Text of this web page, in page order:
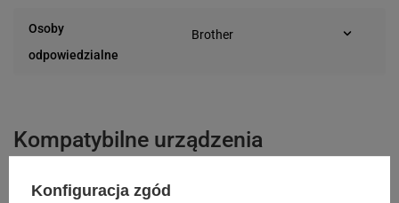
Osoby
odpowiedzialne
Brother
Kompatybilne urządzenia
Brother TD-2020
Konfiguracja zgód